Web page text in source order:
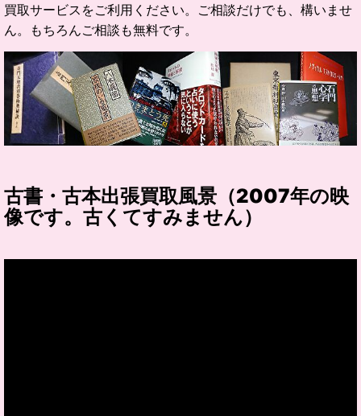
買取サービスをご利用ください。ご相談だけでも、構いませ
ん。もちろんご相談も無料です。
古書・古本出張買取風景（2007年の映
像です。古くてすみません）